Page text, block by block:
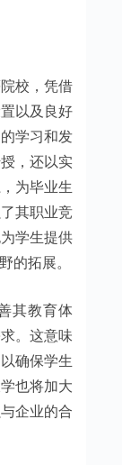
校，凭借
以及良好
学习和发
，还以实
为毕业生
其职业竞
学生提供
的拓展。
其教育体
。这意味
确保学生
也将加大
企业的合